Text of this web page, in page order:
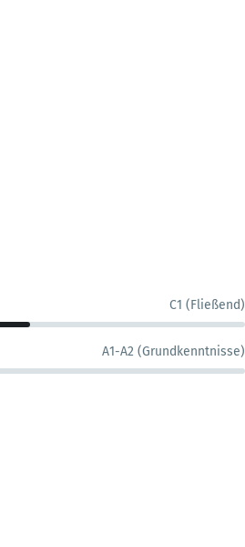
C1 (Fließend)
A1-A2 (Grundkenntnisse)